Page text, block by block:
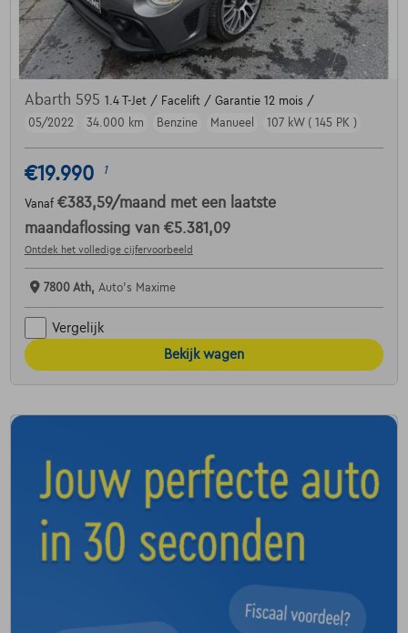
Abarth 595 1.4 T-Jet / Facelift / Garantie 12 mois /
05/2022
34.000 km Benzine Manueel 107 kW ( 145 PK )
€19.990 1
Vanaf €383,59/maand met een laatste
maandaflossing van €5.381,09
Ontdek het volledige cijfervoorbeeld
7800 Ath, Auto's Maxime
Vergelijk
Bekijk wagen